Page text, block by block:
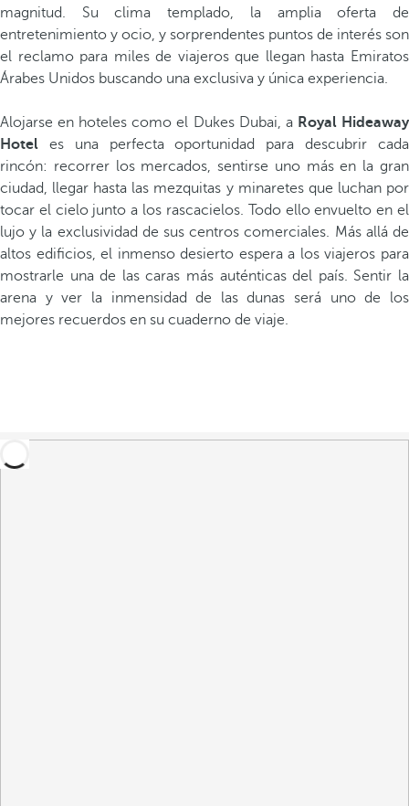
magnitud. Su clima templado, la amplia oferta de
entretenimiento y ocio, y sorprendentes puntos de interés son
el reclamo para miles de viajeros que llegan hasta Emiratos
Árabes Unidos buscando una exclusiva y única experiencia.
Alojarse en hoteles como el Dukes Dubai, a Royal Hideaway
Hotel es una perfecta oportunidad para descubrir cada
rincón: recorrer los mercados, sentirse uno más en la gran
ciudad, llegar hasta las mezquitas y minaretes que luchan por
tocar el cielo junto a los rascacielos. Todo ello envuelto en el
lujo y la exclusividad de sus centros comerciales. Más allá de
altos edificios, el inmenso desierto espera a los viajeros para
mostrarle una de las caras más auténticas del país. Sentir la
arena y ver la inmensidad de las dunas será uno de los
mejores recuerdos en su cuaderno de viaje.